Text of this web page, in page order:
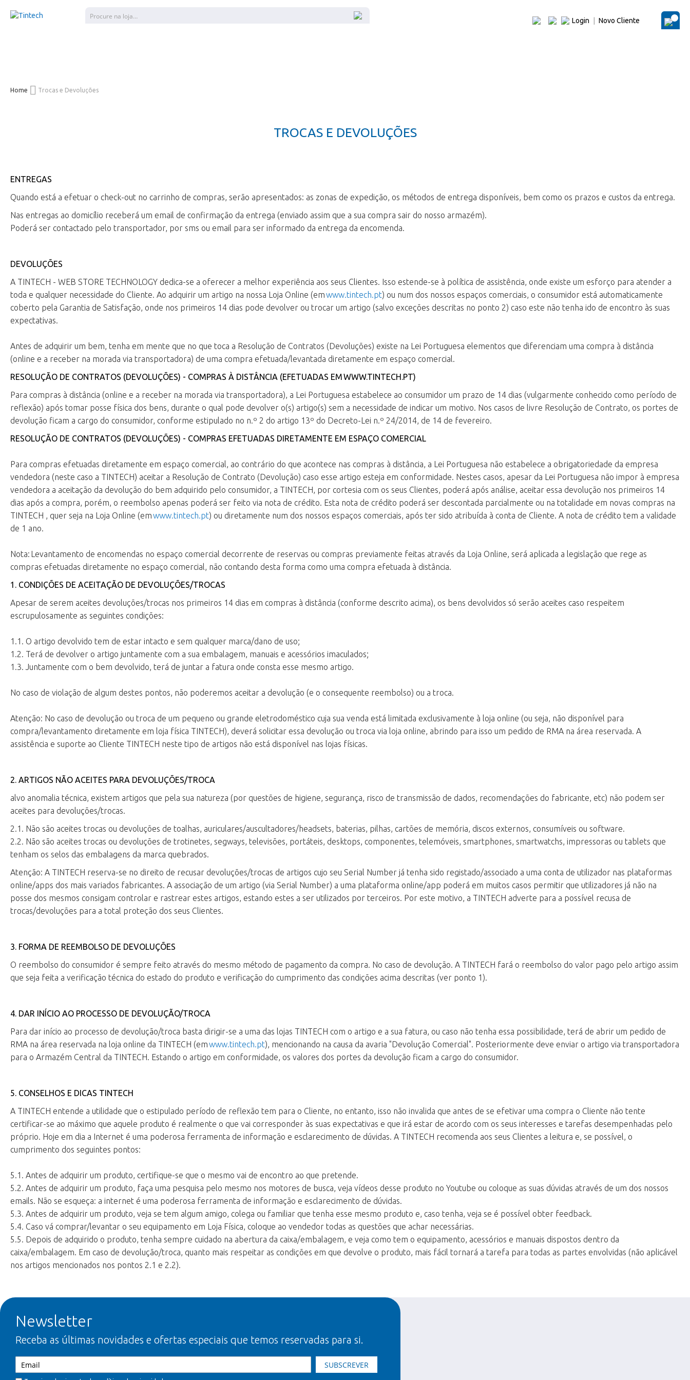
Login Novo Cliente
O
Home Trocas e Devoluções
TROCAS E DEVOLUÇÕES
ENTREGAS
Quando está a efetuar o check-out no carrinho de compras, serão apresentados: as zonas de expedição, os métodos de entrega disponíveis, bem como os prazos e custos da entrega.
Nas entregas ao domicílio receberá um email de confirmação da entrega (enviado assim que a sua compra sair do nosso armazém).
Poderá ser contactado pelo transportador, por sms ou email para ser informado da entrega da encomenda.
DEVOLUÇÕES
A TINTECH - WEB STORE TECHNOLOGY dedica-se a oferecer a melhor experiência aos seus Clientes. Isso estende-se à política de assistência, onde existe um esforço para atender a
toda e qualquer necessidade do Cliente. Ao adquirir um artigo na nossa Loja Online (emwww.tintech.pt) ou num dos nossos espaços comerciais, o consumidor está automaticamente
coberto pela Garantia de Satisfação, onde nos primeiros 14 dias pode devolver ou trocar um artigo (salvo exceções descritas no ponto 2) caso este não tenha ido de encontro às suas
expectativas.
Antes de adquirir um bem, tenha em mente que no que toca a Resolução de Contratos (Devoluções) existe na Lei Portuguesa elementos que diferenciam uma compra à distância
(online e a receber na morada via transportadora) de uma compra efetuada/levantada diretamente em espaço comercial.
RESOLUÇÃO DE CONTRATOS (DEVOLUÇÕES) - COMPRAS À DISTÂNCIA (EFETUADAS EMWWW.TINTECH.PT)
Para compras à distância (online e a receber na morada via transportadora), a Lei Portuguesa estabelece ao consumidor um prazo de 14 dias (vulgarmente conhecido como período de
reflexão) após tomar posse física dos bens, durante o qual pode devolver o(s) artigo(s) sem a necessidade de indicar um motivo. Nos casos de livre Resolução de Contrato, os portes de
devolução ficam a cargo do consumidor, conforme estipulado no n.º 2 do artigo 13º do Decreto-Lei n.º 24/2014, de 14 de fevereiro.
RESOLUÇÃO DE CONTRATOS (DEVOLUÇÕES) - COMPRAS EFETUADAS DIRETAMENTE EM ESPAÇO COMERCIAL
Para compras efetuadas diretamente em espaço comercial, ao contrário do que acontece nas compras à distância, a Lei Portuguesa não estabelece a obrigatoriedade da empresa
vendedora (neste caso a TINTECH) aceitar a Resolução de Contrato (Devolução) caso esse artigo esteja em conformidade. Nestes casos, apesar da Lei Portuguesa não impor à empresa
vendedora a aceitação da devolução do bem adquirido pelo consumidor, a TINTECH, por cortesia com os seus Clientes, poderá após análise, aceitar essa devolução nos primeiros 14
dias após a compra, porém, o reembolso apenas poderá ser feito via nota de crédito. Esta nota de crédito poderá ser descontada parcialmente ou na totalidade em novas compras na
TINTECH , quer seja na Loja Online (emwww.tintech.pt) ou diretamente num dos nossos espaços comerciais, após ter sido atribuída à conta de Cliente. A nota de crédito tem a validade
de 1 ano.
Nota: Levantamento de encomendas no espaço comercial decorrente de reservas ou compras previamente feitas através da Loja Online, será aplicada a legislação que rege as
compras efetuadas diretamente no espaço comercial, não contando desta forma como uma compra efetuada à distância.
1. CONDIÇÕES DE ACEITAÇÃO DE DEVOLUÇÕES/TROCAS
Apesar de serem aceites devoluções/trocas nos primeiros 14 dias em compras à distância (conforme descrito acima), os bens devolvidos só serão aceites caso respeitem
escrupulosamente as seguintes condições:
1.1. O artigo devolvido tem de estar intacto e sem qualquer marca/dano de uso;
1.2. Terá de devolver o artigo juntamente com a sua embalagem, manuais e acessórios imaculados;
1.3. Juntamente com o bem devolvido, terá de juntar a fatura onde consta esse mesmo artigo.
No caso de violação de algum destes pontos, não poderemos aceitar a devolução (e o consequente reembolso) ou a troca.
Atenção: No caso de devolução ou troca de um pequeno ou grande eletrodoméstico cuja sua venda está limitada exclusivamente à loja online (ou seja, não disponível para
compra/levantamento diretamente em loja física TINTECH), deverá solicitar essa devolução ou troca via loja online, abrindo para isso um pedido de RMA na área reservada. A
assistência e suporte ao Cliente TINTECH neste tipo de artigos não está disponível nas lojas físicas.
2. ARTIGOS NÃO ACEITES PARA DEVOLUÇÕES/TROCA
alvo anomalia técnica, existem artigos que pela sua natureza (por questões de higiene, segurança, risco de transmissão de dados, recomendações do fabricante, etc) não podem ser
aceites para devoluções/trocas.
2.1. Não são aceites trocas ou devoluções de toalhas, auriculares/auscultadores/headsets, baterias, pilhas, cartões de memória, discos externos, consumíveis ou software.
2.2. Não são aceites trocas ou devoluções de trotinetes, segways, televisões, portáteis, desktops, componentes, telemóveis, smartphones, smartwatchs, impressoras ou tablets que
tenham os selos das embalagens da marca quebrados.
Atenção: A TINTECH reserva-se no direito de recusar devoluções/trocas de artigos cujo seu Serial Number já tenha sido registado/associado a uma conta de utilizador nas plataformas
online/apps dos mais variados fabricantes. A associação de um artigo (via Serial Number) a uma plataforma online/app poderá em muitos casos permitir que utilizadores já não na
posse dos mesmos consigam controlar e rastrear estes artigos, estando estes a ser utilizados por terceiros. Por este motivo, a TINTECH adverte para a possível recusa de
trocas/devoluções para a total proteção dos seus Clientes.
3. FORMA DE REEMBOLSO DE DEVOLUÇÕES
O reembolso do consumidor é sempre feito através do mesmo método de pagamento da compra. No caso de devolução. A TINTECH fará o reembolso do valor pago pelo artigo assim
que seja feita a verificação técnica do estado do produto e verificação do cumprimento das condições acima descritas (ver ponto 1).
4. DAR INÍCIO AO PROCESSO DE DEVOLUÇÃO/TROCA
Para dar início ao processo de devolução/troca basta dirigir-se a uma das lojas TINTECH com o artigo e a sua fatura, ou caso não tenha essa possibilidade, terá de abrir um pedido de
RMA na área reservada na loja online da TINTECH (emwww.tintech.pt), mencionando na causa da avaria "Devolução Comercial". Posteriormente deve enviar o artigo via transportadora
para o Armazém Central da TINTECH. Estando o artigo em conformidade, os valores dos portes da devolução ficam a cargo do consumidor.
5. CONSELHOS E DICAS TINTECH
A TINTECH entende a utilidade que o estipulado período de reflexão tem para o Cliente, no entanto, isso não invalida que antes de se efetivar uma compra o Cliente não tente
certificar-se ao máximo que aquele produto é realmente o que vai corresponder às suas expectativas e que irá estar de acordo com os seus interesses e tarefas desempenhadas pelo
próprio. Hoje em dia a Internet é uma poderosa ferramenta de informação e esclarecimento de dúvidas. A TINTECH recomenda aos seus Clientes a leitura e, se possível, o
cumprimento dos seguintes pontos:
5.1. Antes de adquirir um produto, certifique-se que o mesmo vai de encontro ao que pretende.
5.2. Antes de adquirir um produto, faça uma pesquisa pelo mesmo nos motores de busca, veja vídeos desse produto no Youtube ou coloque as suas dúvidas através de um dos nossos
emails. Não se esqueça: a internet é uma poderosa ferramenta de informação e esclarecimento de dúvidas.
5.3. Antes de adquirir um produto, veja se tem algum amigo, colega ou familiar que tenha esse mesmo produto e, caso tenha, veja se é possível obter feedback.
5.4. Caso vá comprar/levantar o seu equipamento em Loja Física, coloque ao vendedor todas as questões que achar necessárias.
5.5. Depois de adquirido o produto, tenha sempre cuidado na abertura da caixa/embalagem, e veja como tem o equipamento, acessórios e manuais dispostos dentro da
caixa/embalagem. Em caso de devolução/troca, quanto mais respeitar as condições em que devolve o produto, mais fácil tornará a tarefa para todas as partes envolvidas (não aplicável
nos artigos mencionados nos pontos 2.1 e 2.2).
Newsletter
Receba as últimas novidades e ofertas especiais que temos reservadas para si.
SUBSCREVER